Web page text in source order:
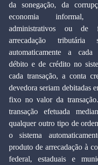
da sonegação, da
economia informal,
administrativos ou de
arrecadação tributária
automaticamente a cada
débito e de crédito no
cada transação, a conta
devedora seriam debitadas
fixo no valor da
transação efetuada
qualquer outro tipo de
o sistema
produto de arrecadação à
federal, estaduais e